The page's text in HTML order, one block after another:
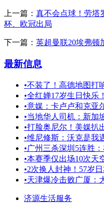
上一篇： 真不会点球！劳塔
杯、欧冠出局
下一篇： 英超曼联20埃弗顿
最新信息
•不装了！高德地图打
•全红婵17岁生日快乐
•意媒：卡卢卢和克亚
•当地华人司机：新加
•打脸奥尼尔！美媒扒
•维尼修斯：沃克是我
•广州三杀深圳5连胜
•本赛季仅出场10次天
•2次换人封神！57岁
•天津爆冷击败广厦：
济源生活服务